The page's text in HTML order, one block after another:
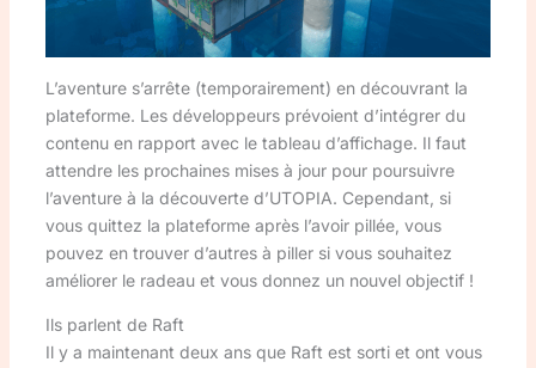
L’aventure s’arrête (temporairement) en découvrant la
plateforme. Les développeurs prévoient d’intégrer du
contenu en rapport avec le tableau d’affichage. Il faut
attendre les prochaines mises à jour pour poursuivre
l’aventure à la découverte d’UTOPIA. Cependant, si
vous quittez la plateforme après l’avoir pillée, vous
pouvez en trouver d’autres à piller si vous souhaitez
améliorer le radeau et vous donnez un nouvel objectif !
Ils parlent de Raft
Il y a maintenant deux ans que Raft est sorti et ont vous